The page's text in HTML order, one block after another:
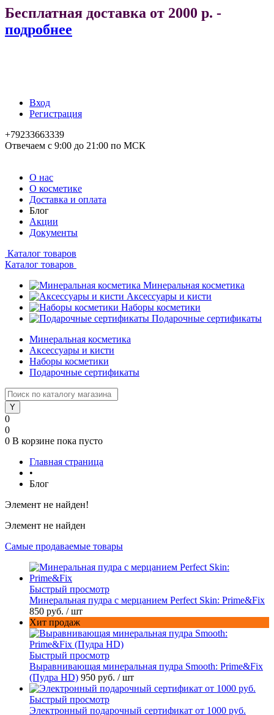
Бесплатная доставка от 2000 р. -
подробнее
Вход
Регистрация
+79233663339
Отвечаем с 9:00 до 21:00 по МСК
О нас
О косметике
Доставка и оплата
Блог
Акции
Документы
Каталог товаров
Каталог товаров
Минеральная косметика
Аксессуары и кисти
Наборы косметики
Подарочные сертификаты
Минеральная косметика
Аксессуары и кисти
Наборы косметики
Подарочные сертификаты
0
0
0 В корзине пока пусто
Главная страница
•
Блог
Элемент не найден!
Элемент не найден
Самые продаваемые товары
Быстрый просмотр
Минеральная пудра с мерцанием Perfect Skin: Prime&Fix
850 руб. / шт
Хит продаж
Быстрый просмотр
Выравнивающая минеральная пудра Smooth: Prime&Fix
(Пудра HD) 950 руб. / шт
Быстрый просмотр
Электронный подарочный сертификат от 1000 руб.